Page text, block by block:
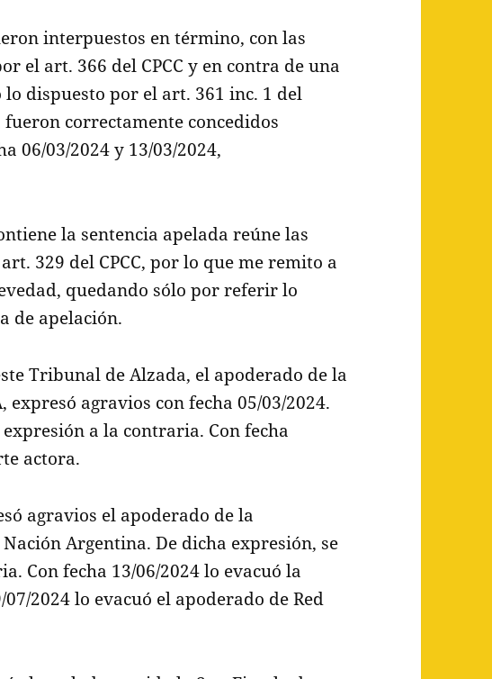
interpuestos en término, con las
el art. 366 del CPCC y en contra de una
dispuesto por el art. 361 inc. 1 del
correctamente concedidos
06/03/2024 y 13/03/2024,
la sentencia apelada reúne las
329 del CPCC, por lo que me remito a
quedando sólo por referir lo
de apelación.
Tribunal de Alzada, el apoderado de la
expresó agravios con fecha 05/03/2024.
a la contraria. Con fecha
actora.
agravios el apoderado de la
Argentina. De dicha expresión, se
Con fecha 13/06/2024 lo evacuó la
2024 lo evacuó el apoderado de Red